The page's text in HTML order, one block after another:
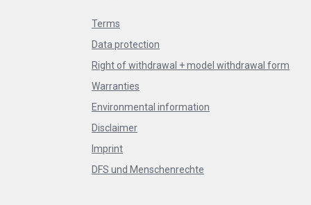
Terms
Data protection
Right of withdrawal + model withdrawal form
Warranties
Environmental information
Disclaimer
Imprint
DFS und Menschenrechte